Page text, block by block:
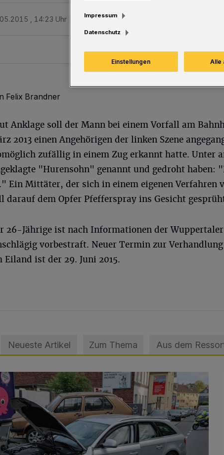
, 14:23 Uhr Eine Minute Lesezeit
Felix Brandner
Anklage soll der Mann bei einem Vorfall am
2013 einen Angehörigen der linken Szene
zufällig in einem Zug erkannt hatte. Unter
"Hurensohn" genannt und gedroht haben:
Ein Mittäter, der sich in einem eigenen Verfahren
darauf dem Opfer Pfefferspray ins Gesicht
26-Jährige ist nach Informationen der
vorbestraft. Neuer Termin zur
Eiland ist der 29. Juni 2015.
Neueste Artikel Zum Thema Aus dem
Promille
Impressum
Datenschutz
Einstellungen Alle